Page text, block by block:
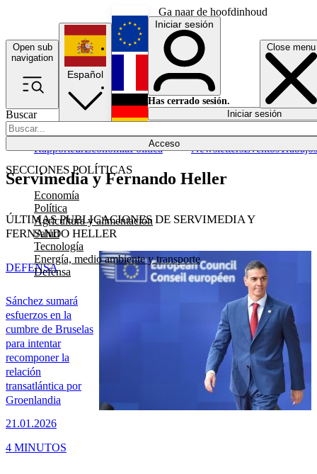
Ga naar de hoofdinhoud
Open sub
navigation
Close menu
Buscar
Acceso
SECCIONES POLÍTICAS
Economía
Política
Agricultura y alimentación
Salud
Tecnología
Energía, medio ambiente y transporte
Defensa
RapporteurEconomíaPolítica NewslettersEventosTrabajos
Español
English
Français
Iniciar sesión
Has cerrado sesión.
Iniciar sesión
Servimedia y Fernando Heller
ÚLTIMAS PUBLICACIONES DE SERVIMEDIA Y
FERNANDO HELLER
Sánchez sumará
esfuerzos en la
cumbre de Bruselas
para intentar
recomponer la
relación
transatlántica por
Groenlandia
21.01.2026
DEFENSA
4 MINUTOS